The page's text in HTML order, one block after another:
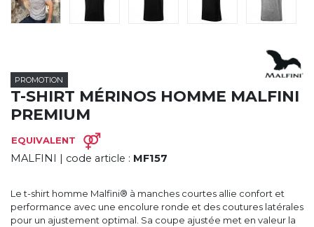
TECHNIQUES MARQUAGE
BLOG
PROMOTION
T-SHIRT MÉRINOS HOMME MALFINI
PREMIUM
EQUIVALENT
MALFINI | code article : MF157
Le t-shirt homme Malfini® à manches courtes allie confort et
performance avec une encolure ronde et des coutures latérales
pour un ajustement optimal. Sa coupe ajustée met en valeur la